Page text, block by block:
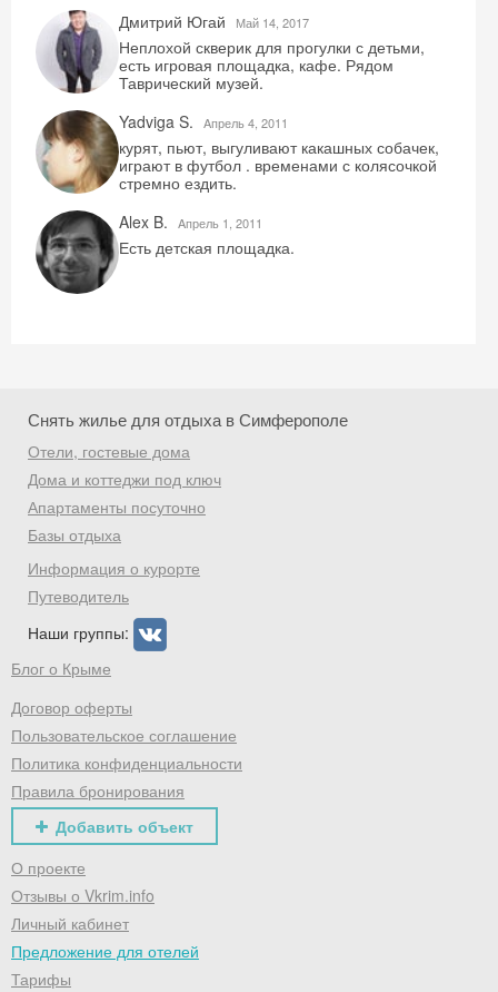
Дмитрий Югай Май 14, 2017
Неплохой скверик для прогулки с детьми,
есть игровая площадка, кафе. Рядом
Таврический музей.
Yadviga S.
Aпрель 4, 2011
курят, пьют, выгуливают какашных собачек,
играют в футбол . временами с колясочкой
стремно ездить.
Alex B.
Aпрель 1, 2011
Есть детская площадка.
Снять жилье для отдыха в Симферополе
Отели, гостевые дома
Дома и коттеджи под ключ
Апартаменты посуточно
Базы отдыха
Информация о курорте
Путеводитель
Наши группы:
Блог о Крыме
Договор оферты
Пользовательское соглашение
Политика конфиденциальности
Правила бронирования
Добавить объект
О проекте
Отзывы о Vkrim.info
Личный кабинет
Предложение для отелей
Тарифы
Скидка −5%
Хочешь дешевле? Оставь почту и получи
промокод на первое бронирование!